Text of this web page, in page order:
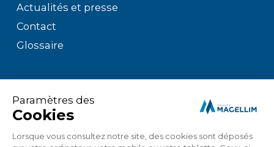
Actualités et presse
Contact
Glossaire